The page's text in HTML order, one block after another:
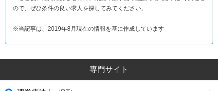
ので、ぜひ条件の良い求人を探してみてください。
※当記事は、2019年8月現在の情報を基に作成しています
専門サイト